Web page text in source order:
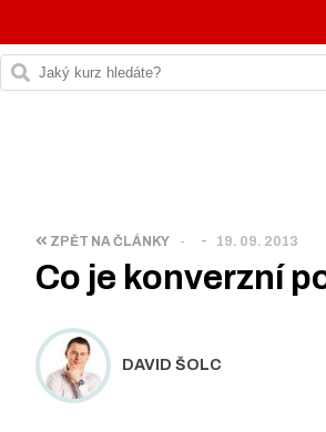
ZPĚT NA ČLÁNKY - - 19. 09. 2013
Co je konverzní
DAVID ŠOLC